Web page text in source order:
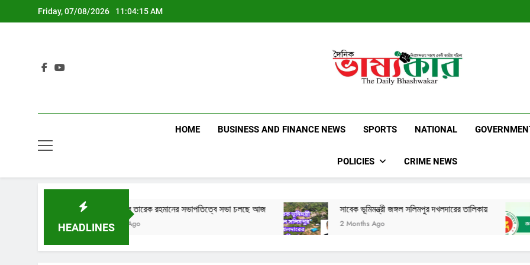
to
Friday, 07/08/2026 11:04:16 AM
Dainik
HOME BUSINESS AND FINANCE NEWS SPORTS NATIONAL
POLICIES CRIME NEWS
HEADLINES
প্রধানমন্ত্রীর তারেক রহমানের সভাপতিত্বে সভা চলছে আজ
2 Months Ago
সাবেক ভূমিমন্ত্রী জঙ্গল সলিমপুর দখলদারের তালিকায়
2 Months Ago
সরকারি
1 Year Ago